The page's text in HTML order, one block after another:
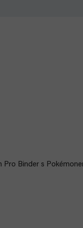
Binder s